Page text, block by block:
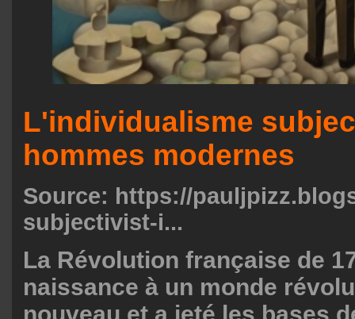
L'individualisme
hommes modernes
Source: https://
subjectivist-i...
La Révolution française de
naissance à un monde